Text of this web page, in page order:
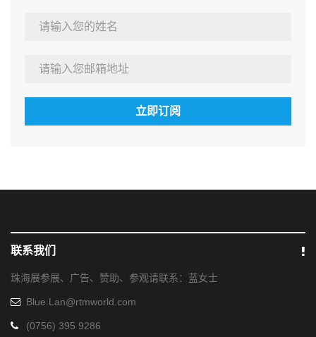
立即订阅
联系我们
珠海展参展、广告、赞助、参观请联系：蓝女士
Blue.Lan@rtmworld.com
(0756) 395 9286